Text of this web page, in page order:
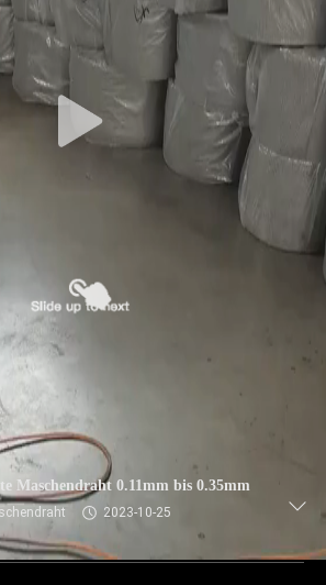
Maschendraht 0.11mm bis 0.35mm
2023-10-25